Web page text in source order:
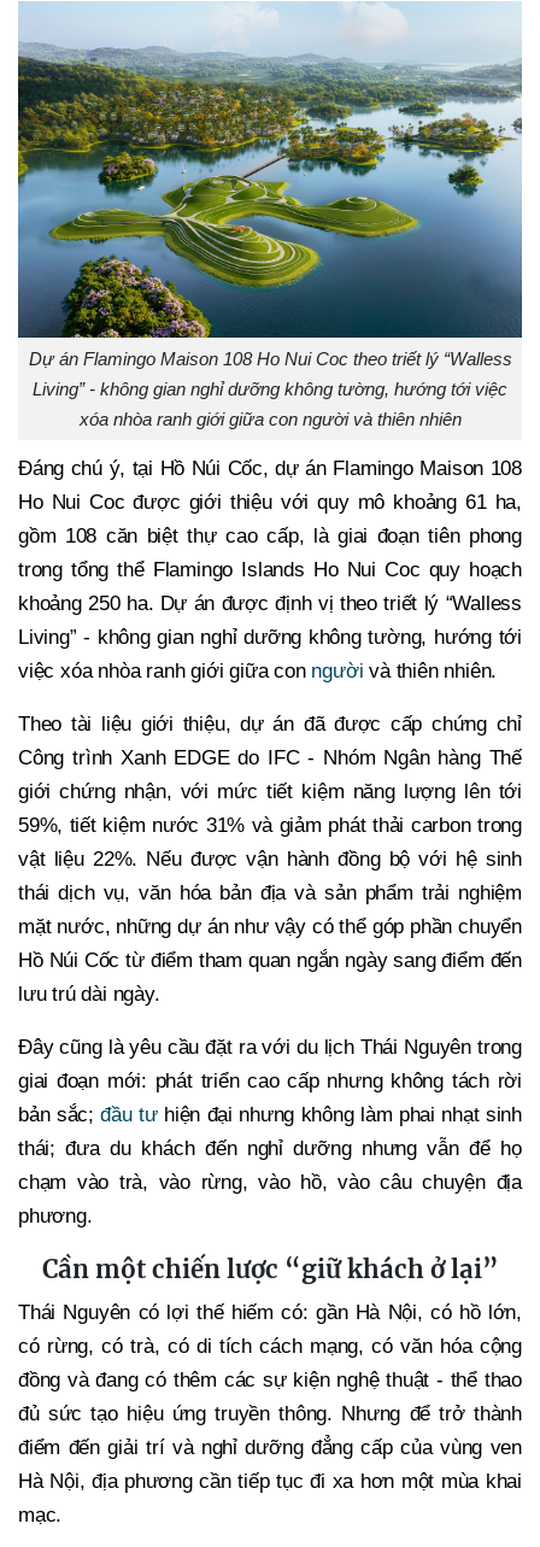
Dự án Flamingo Maison 108 Ho Nui Coc theo triết lý “Walless
Living” - không gian nghỉ dưỡng không tường, hướng tới việc
xóa nhòa ranh giới giữa con người và thiên nhiên
Đáng chú ý, tại Hồ Núi Cốc, dự án Flamingo Maison 108
Ho Nui Coc được giới thiệu với quy mô khoảng 61 ha,
gồm 108 căn biệt thự cao cấp, là giai đoạn tiên phong
trong tổng thể Flamingo Islands Ho Nui Coc quy hoạch
khoảng 250 ha. Dự án được định vị theo triết lý “Walless
Living” - không gian nghỉ dưỡng không tường, hướng tới
việc xóa nhòa ranh giới giữa con người và thiên nhiên.
Theo tài liệu giới thiệu, dự án đã được cấp chứng chỉ
Công trình Xanh EDGE do IFC - Nhóm Ngân hàng Thế
giới chứng nhận, với mức tiết kiệm năng lượng lên tới
59%, tiết kiệm nước 31% và giảm phát thải carbon trong
vật liệu 22%. Nếu được vận hành đồng bộ với hệ sinh
thái dịch vụ, văn hóa bản địa và sản phẩm trải nghiệm
mặt nước, những dự án như vậy có thể góp phần chuyển
Hồ Núi Cốc từ điểm tham quan ngắn ngày sang điểm đến
lưu trú dài ngày.
Đây cũng là yêu cầu đặt ra với du lịch Thái Nguyên trong
giai đoạn mới: phát triển cao cấp nhưng không tách rời
bản sắc;đầu tưhiện đại nhưng không làm phai nhạt sinh
thái; đưa du khách đến nghỉ dưỡng nhưng vẫn để họ
chạm vào trà, vào rừng, vào hồ, vào câu chuyện địa
phương.
Cần một chiến lược “giữ khách ở lại”
Thái Nguyên có lợi thế hiếm có: gần Hà Nội, có hồ lớn,
có rừng, có trà, có di tích cách mạng, có văn hóa cộng
đồng và đang có thêm các sự kiện nghệ thuật - thể thao
đủ sức tạo hiệu ứng truyền thông. Nhưng để trở thành
điểm đến giải trí và nghỉ dưỡng đẳng cấp của vùng ven
Hà Nội, địa phương cần tiếp tục đi xa hơn một mùa khai
mạc.